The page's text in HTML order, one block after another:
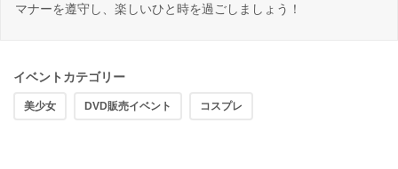
マナーを遵守し、楽しいひと時を過ごしましょう！
イベントカテゴリー
美少女 DVD販売イベント コスプレ